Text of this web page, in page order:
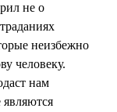
не о
неизбежно
человеку.
нам
являются